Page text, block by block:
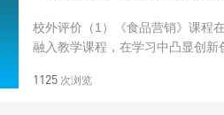
校外评价（1）《食品营销》课程
融入教学课程，在学习中凸显创
1125 次浏览